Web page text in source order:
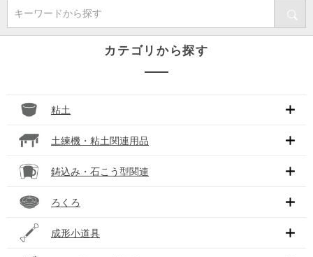
キーワードから探す
カテゴリから探す
粘土
土練機・粘土関連用品
鋳込み・石こう型関連
ろくろ
成形小道具